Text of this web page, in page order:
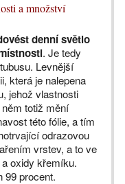
a množství
denní světlo
. Je tedy
Levnější
která je nalepena
jehož vlastnosti
totiž mění
této fólie, a tím
odrazovou
vrstev, a to ve
oxidy křemíku.
99 procent.